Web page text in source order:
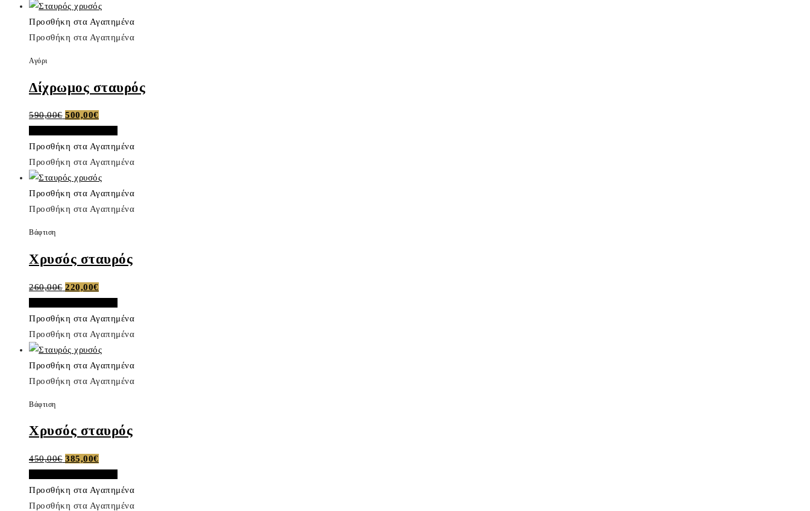
Προσθήκη στα Αγαπημένα
Προσθήκη στα Αγαπημένα
Αγόρι
Δίχρωμος σταυρός
590,00€ Original
price
590,00€.
500,00€Η
τρέχουσα
είναι:
500,00€.
Προσθήκη στα Αγαπημένα
Προσθήκη στα Αγαπημένα
Προσθήκη στα Αγαπημένα
Προσθήκη στα Αγαπημένα
Βάφτιση
Χρυσός σταυρός
260,00€ Original
price
260,00€.
220,00€Η
τρέχουσα
είναι:
220,00€.
Προσθήκη στα Αγαπημένα
Προσθήκη στα Αγαπημένα
Προσθήκη στα Αγαπημένα
Προσθήκη στα Αγαπημένα
Βάφτιση
Χρυσός σταυρός
450,00€ Original
price
450,00€.
385,00€Η
τρέχουσα
είναι:
Προσθήκη στα Αγαπημένα
Προσθήκη στα Αγαπημένα